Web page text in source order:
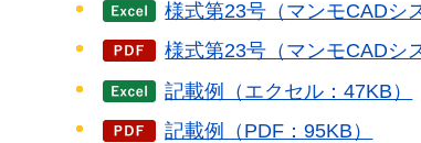
様式第23号（マンモCADシ
様式第23号（マンモCADシ
記載例（エクセル：47KB）
記載例（PDF：95KB）